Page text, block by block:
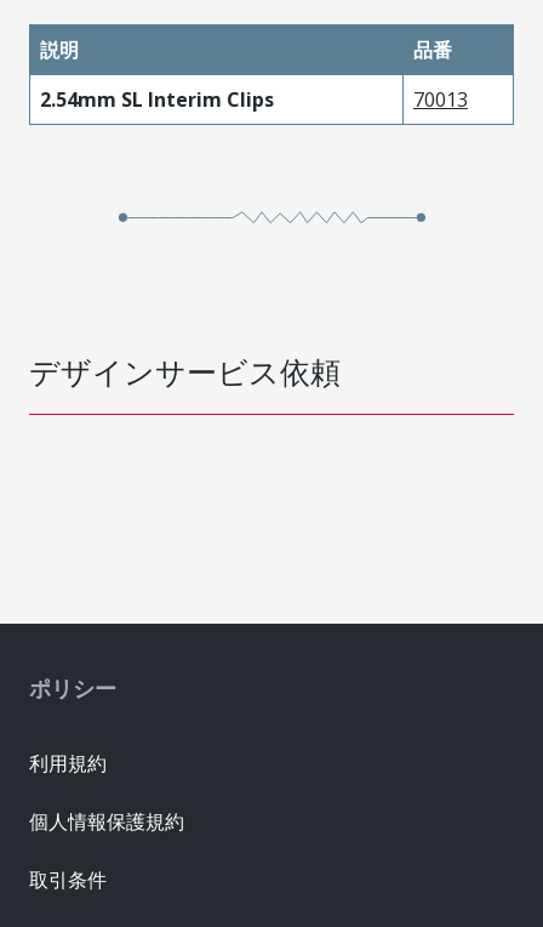
説明
品番
2.54mm SL Interim Clips
70013
デザインサービス依頼
ポリシー
利用規約
個人情報保護規約
取引条件